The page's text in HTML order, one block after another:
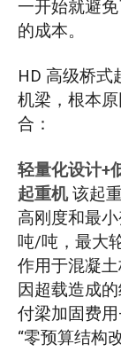
一开始就避
的成本。
HD 高级桥
机梁，根本
合：
轻量化设计+
起重机该起
高刚度和最
吨/吨，最大
作用于混凝
因超载造成
付梁加固费
“零预算结构